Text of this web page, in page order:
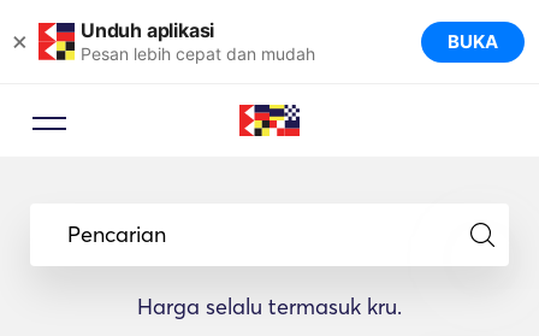
× Unduh aplikasi
Pesan lebih cepat dan mudah BUKA
Pencarian
Harga selalu termasuk kru.